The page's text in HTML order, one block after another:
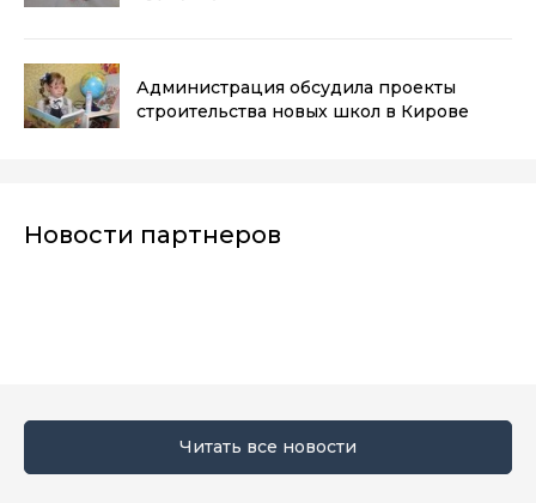
Администрация обсудила проекты
строительства новых школ в Кирове
Новости партнеров
Читать все новости